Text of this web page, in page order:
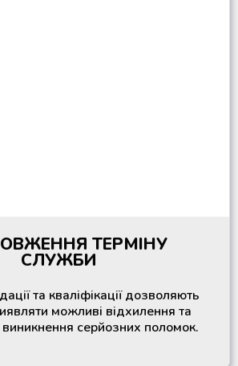
ТЕРМІНУ
СЛУЖБИ
та кваліфікації дозволяють
можливі відхилення та
виникнення серйозних поломок.